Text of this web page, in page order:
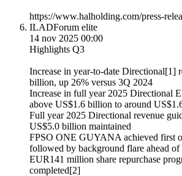
https://www.halholding.com/press-
ILADForum elite
14 nov 2025 00:00
Highlights Q3
Increase in year-to-date Directional[1]
billion, up 26% versus 3Q 2024
Increase in full year 2025 Directional
above US$1.6 billion to around
Full year 2025 Directional revenue
US$5.0 billion maintained
FPSO ONE GUYANA achieved first
followed by background flare ahead of
EUR141 million share repurchase
completed[2]